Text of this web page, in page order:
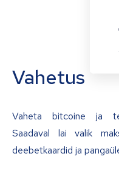
Vahetus
Vaheta bitcoine ja
Saadaval lai valik
deebetkaardid ja